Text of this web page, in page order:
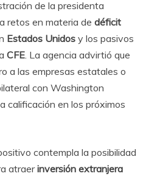
de la presidenta
retos en materia de déficit
Estados Unidos y los pasivos
CFE. La agencia advirtió que
a las empresas estatales o
con Washington
calificación en los próximos
contempla la posibilidad
atraerinversión extranjera